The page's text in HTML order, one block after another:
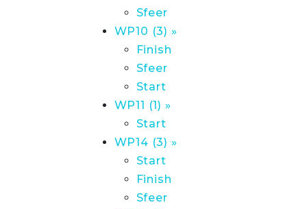
Sfeer
WP10 (3) »
Finish
Sfeer
Start
WP11 (1) »
Start
WP14 (3) »
Start
Finish
Sfeer